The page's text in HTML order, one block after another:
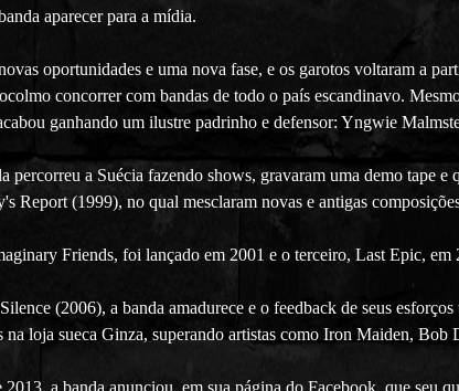
aparecer para a mídia.
oportunidades e uma nova fase, e os garotos voltaram a
concorrer com bandas de todo o país escandinavo.
ganhando um ilustre padrinho e defensor: Yngwie
percorreu a Suécia fazendo shows, gravaram uma demo tape e
Report (1999), no qual mesclaram novas e antigas
Friends, foi lançado em 2001 e o terceiro, Last Epic, em
(2006), a banda amadurece e o feedback de seus
na loja sueca Ginza, superando artistas como Iron Maiden,
a banda anunciou, em sua página do Facebook, que seu